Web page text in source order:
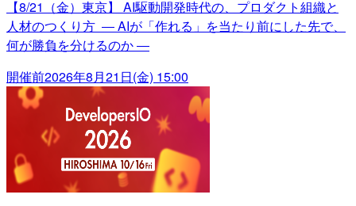
【8/21（金）東京】 AI駆動開発時代の、プロダクト組織と
人材のつくり方 ― AIが「作れる」を当たり前にした先で、
何が勝負を分けるのか ―
開催前2026年8月21日(金) 15:00